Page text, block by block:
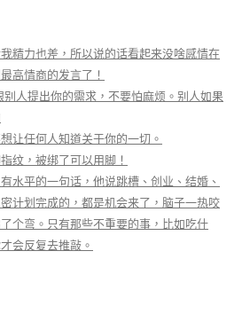
精力也差，所以说的话看起来没啥感情在
高情商的发言了！
人提出你的需求，不要怕麻烦。别人如果
让任何人知道关于你的一切。
纹，被绑了可以用脚！
水平的一句话，他说跳槽、创业、结婚、
计划完成的，都是机会来了，脑子一热咬
个弯。只有那些不重要的事，比如吃什
会反复去推敲。